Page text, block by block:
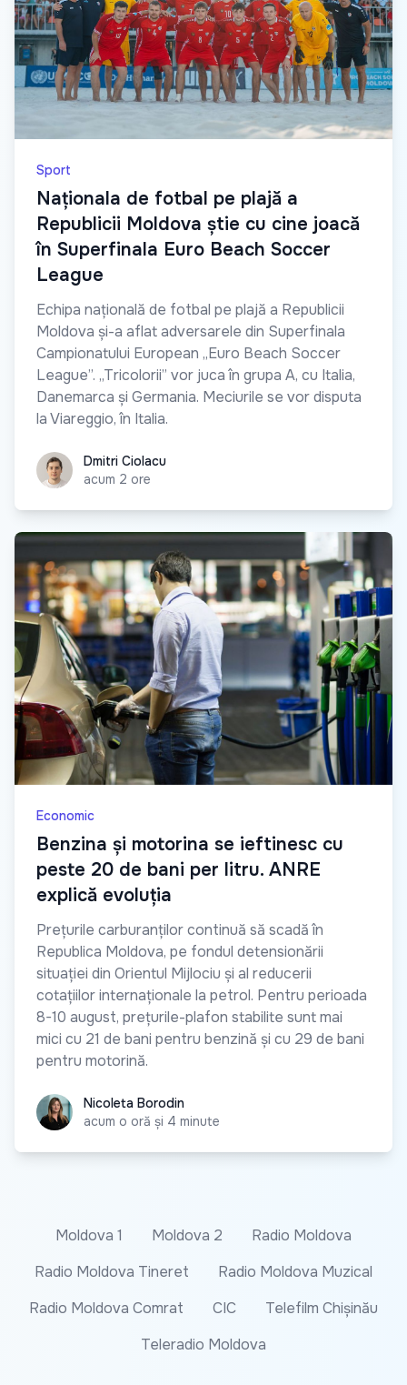
Sport
Naționala de fotbal pe plajă a
Republicii Moldova știe cu cine joacă
în Superfinala Euro Beach Soccer
League
Echipa națională de fotbal pe plajă a Republicii
Moldova și-a aflat adversarele din Superfinala
Campionatului European „Euro Beach Soccer
League”. „Tricolorii” vor juca în grupa A, cu Italia,
Danemarca și Germania. Meciurile se vor disputa
la Viareggio, în Italia.
Dmitri Ciolacu
Dmitri Ciolacu
acum 2 ore
Economic
Benzina și motorina se ieftinesc cu
peste 20 de bani per litru. ANRE
explică evoluția
Prețurile carburanților continuă să scadă în
Republica Moldova, pe fondul detensionării
situației din Orientul Mijlociu și al reducerii
cotațiilor internaționale la petrol. Pentru perioada
8-10 august, prețurile-plafon stabilite sunt mai
mici cu 21 de bani pentru benzină și cu 29 de bani
pentru motorină.
Nicoleta Borodin
Nicoleta Borodin
acum o oră și 4 minute
Moldova 1 Moldova 2
Radio Moldova
Radio Moldova Tineret
Radio Moldova Muzical
Radio Moldova Comrat
CIC
Telefilm Chișinău
Teleradio Moldova